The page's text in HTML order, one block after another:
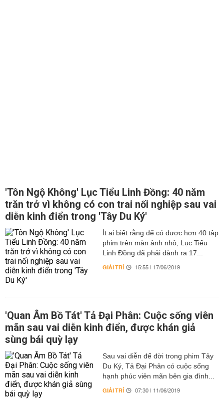
'Tôn Ngộ Không' Lục Tiểu Linh Đồng: 40 năm
trăn trở vì không có con trai nối nghiệp sau vai
diễn kinh điển trong 'Tây Du Ký'
Ít ai biết rằng để có được hơn 40 tập
phim trên màn ảnh nhỏ, Lục Tiểu
Linh Đồng đã phải dành ra 17...
GIẢI TRÍ 15:55 | 17/06/2019
'Quan Âm Bồ Tát' Tả Đại Phân: Cuộc sống viên
mãn sau vai diễn kinh điển, được khán giả
sùng bái quỳ lạy
Sau vai diễn để đời trong phim Tây
Du Ký, Tả Đại Phân có cuộc sống
hạnh phúc viên mãn bên gia đình...
GIẢI TRÍ 07:30 | 11/06/2019